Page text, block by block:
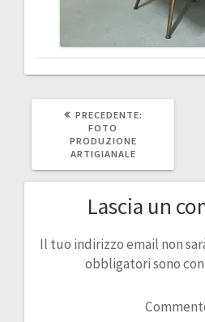
PRECEDENTE:
FOTO
PRODUZIONE
ARTIGIANALE
Lascia un
Il tuo indirizzo email non
obbligatori sono